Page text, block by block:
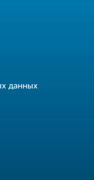
данных